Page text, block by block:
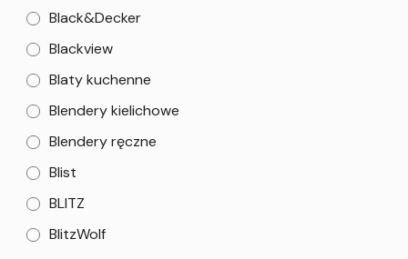
Black&Decker
Blackview
Blaty kuchenne
Blendery kielichowe
Blendery ręczne
Blist
BLITZ
BlitzWolf